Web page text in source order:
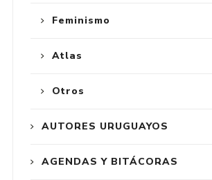
Feminismo
Atlas
Otros
AUTORES URUGUAYOS
AGENDAS Y BITÁCORAS